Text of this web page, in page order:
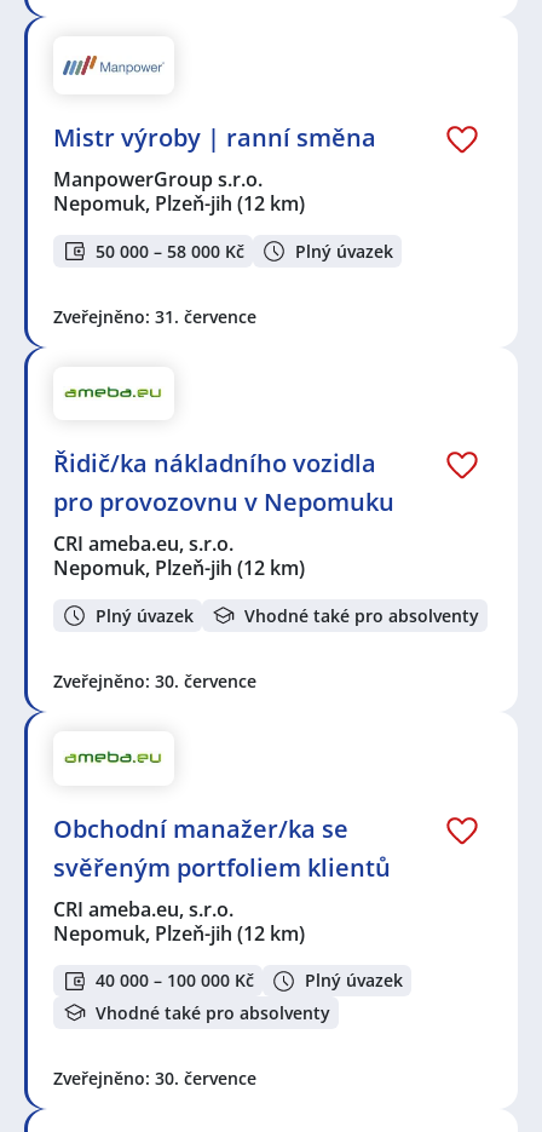
Mistr výroby | ranní směna
ManpowerGroup s.r.o.
Nepomuk, Plzeň-jih (12 km)
50 000 – 58 000 Kč Plný úvazek
Zveřejněno: 31. července
Řidič/ka nákladního vozidla
pro provozovnu v Nepomuku
CRI ameba.eu, s.r.o.
Nepomuk, Plzeň-jih (12 km)
Plný úvazek Vhodné také pro absolventy
Zveřejněno: 30. července
Obchodní manažer/ka se
svěřeným portfoliem klientů
CRI ameba.eu, s.r.o.
Nepomuk, Plzeň-jih (12 km)
40 000 – 100 000 Kč
Plný úvazek
Vhodné také pro absolventy
Zveřejněno: 30. července